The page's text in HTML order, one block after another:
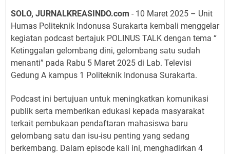
SOLO, JURNALKREASINDO.com - 10 Maret 2025 – Unit
Humas Politeknik Indonusa Surakarta kembali menggelar
kegiatan podcast bertajuk POLINUS TALK dengan tema “
Ketinggalan gelombang dini, gelombang satu sudah
menanti” pada Rabu 5 Maret 2025 di Lab. Televisi
Gedung A kampus 1 Politeknik Indonusa Surakarta.
Podcast ini bertujuan untuk meningkatkan komunikasi
publik serta memberikan edukasi kepada masyarakat
terkait pembukaan pendaftaran mahasiswa baru
gelombang satu dan isu-isu penting yang sedang
berkembang. Dalam episode kali ini, menghadirkan 4